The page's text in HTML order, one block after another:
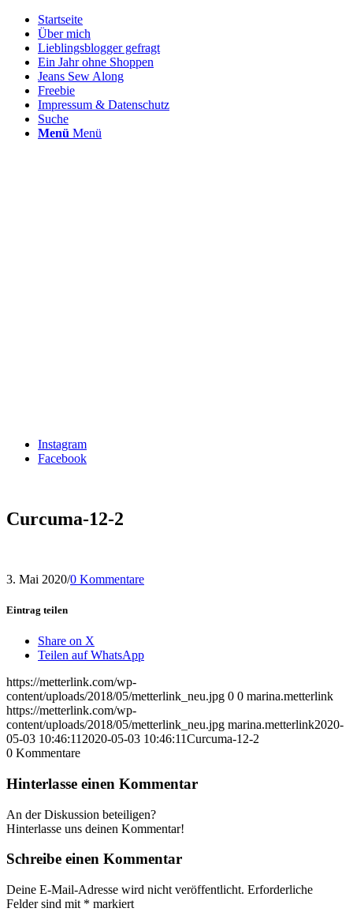
Startseite
Über mich
Lieblingsblogger gefragt
Ein Jahr ohne Shoppen
Jeans Sew Along
Freebie
Impressum & Datenschutz
Suche
Menü Menü
Instagram
Facebook
Curcuma-12-2
3. Mai 2020/0 Kommentare
Eintrag teilen
Share on X
Teilen auf WhatsApp
https://metterlink.com/wp-
content/uploads/2018/05/metterlink_neu.jpg 0 0 marina.metterlink
https://metterlink.com/wp-
content/uploads/2018/05/metterlink_neu.jpg marina.metterlink2020-
05-03 10:46:11 2020-05-03 10:46:11Curcuma-12-2
0 Kommentare
Hinterlasse einen Kommentar
An der Diskussion beteiligen?
Hinterlasse uns deinen Kommentar!
Schreibe einen Kommentar
Deine E-Mail-Adresse wird nicht veröffentlicht. Erforderliche
Felder sind mit * markiert